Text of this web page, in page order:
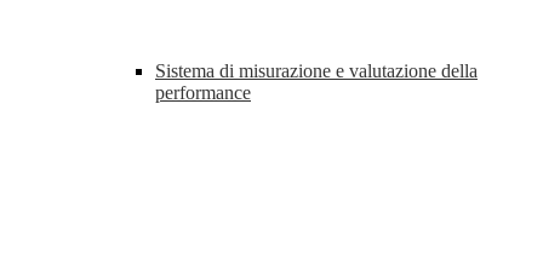
Sistema di misurazione e valutazione della
performance